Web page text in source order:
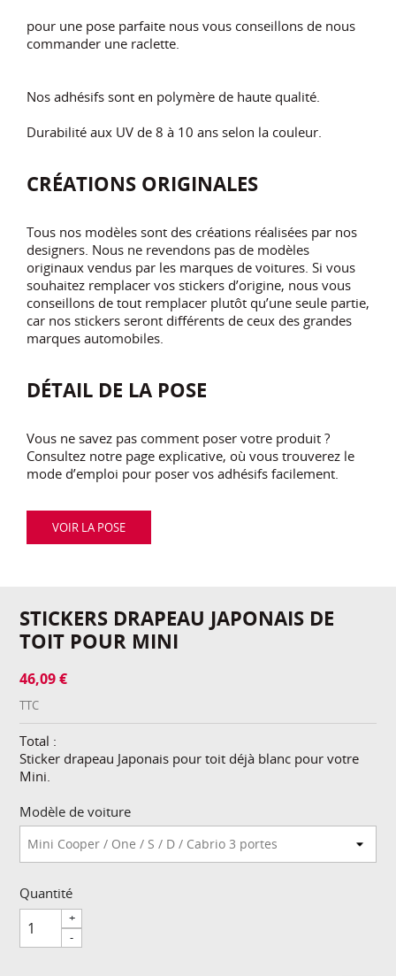
pour une pose parfaite nous vous conseillons de nous
commander une raclette.
Nos adhésifs sont en polymère de haute qualité.
Durabilité aux UV de 8 à 10 ans selon la couleur.
CRÉATIONS ORIGINALES
Tous nos modèles sont des créations réalisées par nos
designers. Nous ne revendons pas de modèles
originaux vendus par les marques de voitures. Si vous
souhaitez remplacer vos stickers d’origine, nous vous
conseillons de tout remplacer plutôt qu’une seule partie,
car nos stickers seront différents de ceux des grandes
marques automobiles.
DÉTAIL DE LA POSE
Vous ne savez pas comment poser votre produit ?
Consultez notre page explicative, où vous trouverez le
mode d’emploi pour poser vos adhésifs facilement.
VOIR LA POSE
STICKERS DRAPEAU JAPONAIS DE
TOIT POUR MINI
46,09 €
TTC
Total :
Sticker drapeau Japonais pour toit déjà blanc pour votre
Mini.
Modèle de voiture
Quantité
+
-